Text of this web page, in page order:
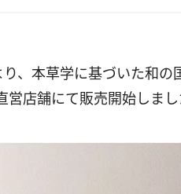
、本草学に基づいた和の
店舗にて販売開始しまし